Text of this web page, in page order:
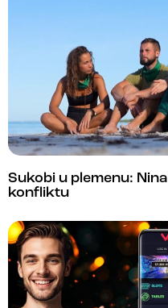
Sukobi u plemenu:
konfliktu